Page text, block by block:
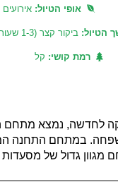
אופי הטיול:
הטיול:ביקור קצר (1-3 שעות)
רמת קושי: קל
לחדשה, נמצא
במתחם התחנה
גדול של מסעדות